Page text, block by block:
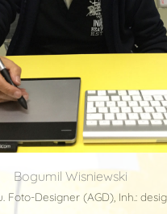
Bogumil Wisniewski
Foto-Designer (AGD), Inh.: